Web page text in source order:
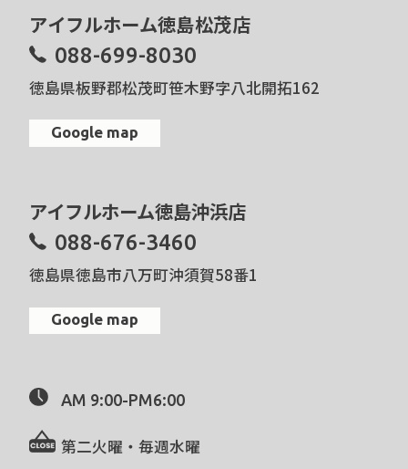
アイフルホーム徳島松茂店
088-699-8030
徳島県板野郡松茂町笹木野字八北開拓162
Google map
アイフルホーム徳島沖浜店
088-676-3460
徳島県徳島市八万町沖須賀58番1
Google map
AM 9:00-PM6:00
第二火曜・毎週水曜